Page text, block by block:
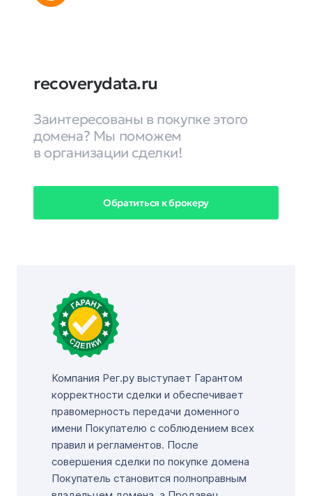
recoverydata.ru
Заинтересованы в покупке этого
домена? Мы поможем
в организации сделки!
Обратиться к брокеру
Компания Рег.ру выступает Гарантом
корректности сделки и обеспечивает
правомерность передачи доменного
имени Покупателю с соблюдением всех
правил и регламентов. После
совершения сделки по покупке домена
Покупатель становится полноправным